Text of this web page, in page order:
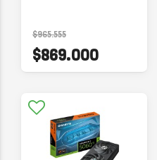
$965.555
$869.000